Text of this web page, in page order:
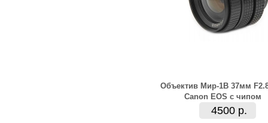
Объектив Мир-1В 37мм
Canon EOS с чипом
4500 р.